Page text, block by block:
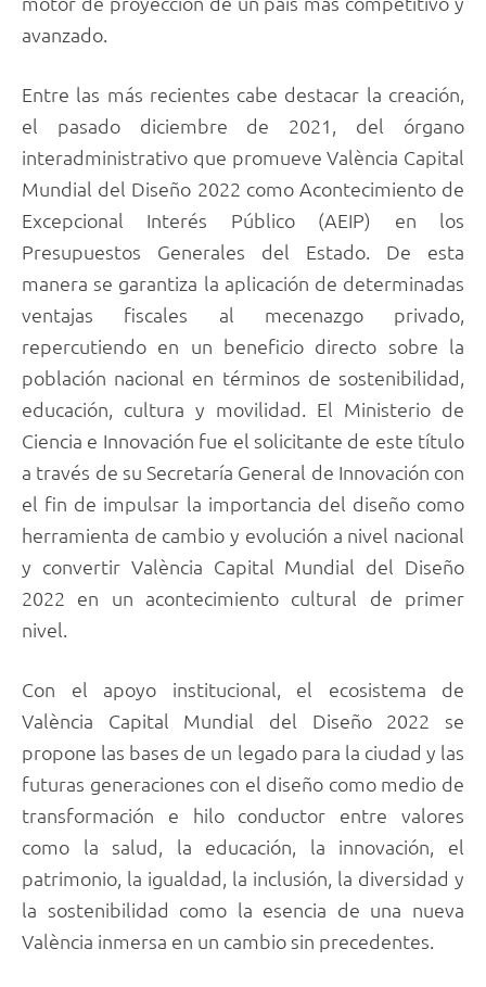
avanzado.
Entre las más recientes cabe destacar la creación,
el pasado diciembre de 2021, del órgano
interadministrativo que promueve València Capital
Mundial del Diseño 2022 como Acontecimiento de
Excepcional Interés Público (AEIP) en los
Presupuestos Generales del Estado. De esta
manera se garantiza la aplicación de determinadas
ventajas fiscales al mecenazgo privado,
repercutiendo en un beneficio directo sobre la
población nacional en términos de sostenibilidad,
educación, cultura y movilidad. El Ministerio de
Ciencia e Innovación fue el solicitante de este título
a través de su Secretaría General de Innovación con
el fin de impulsar la importancia del diseño como
herramienta de cambio y evolución a nivel nacional
y convertir València Capital Mundial del Diseño
2022 en un acontecimiento cultural de primer
nivel.
Con el apoyo institucional, el ecosistema de
València Capital Mundial del Diseño 2022 se
propone las bases de un legado para la ciudad y las
futuras generaciones con el diseño como medio de
transformación e hilo conductor entre valores
como la salud, la educación, la innovación, el
patrimonio, la igualdad, la inclusión, la diversidad y
la sostenibilidad como la esencia de una nueva
València inmersa en un cambio sin precedentes.